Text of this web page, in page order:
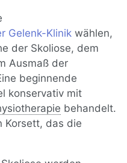
Gelenk-Klinik wählen,
der Skoliose, dem
Ausmaß der
beginnende
konservativ mit
behandelt.
Korsett, das die